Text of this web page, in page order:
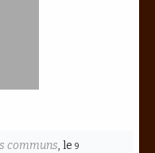
communs, le 9